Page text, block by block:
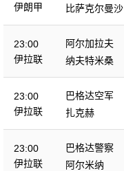
伊朗甲
比萨克尔曼沙
23:00
伊拉联
阿尔加拉夫
纳夫特米桑
23:00
伊拉联
巴格达空军
扎克赫
23:00
伊拉联
巴格达警察
阿尔米纳